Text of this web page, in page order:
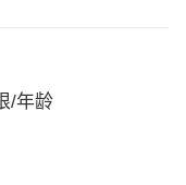
/年龄